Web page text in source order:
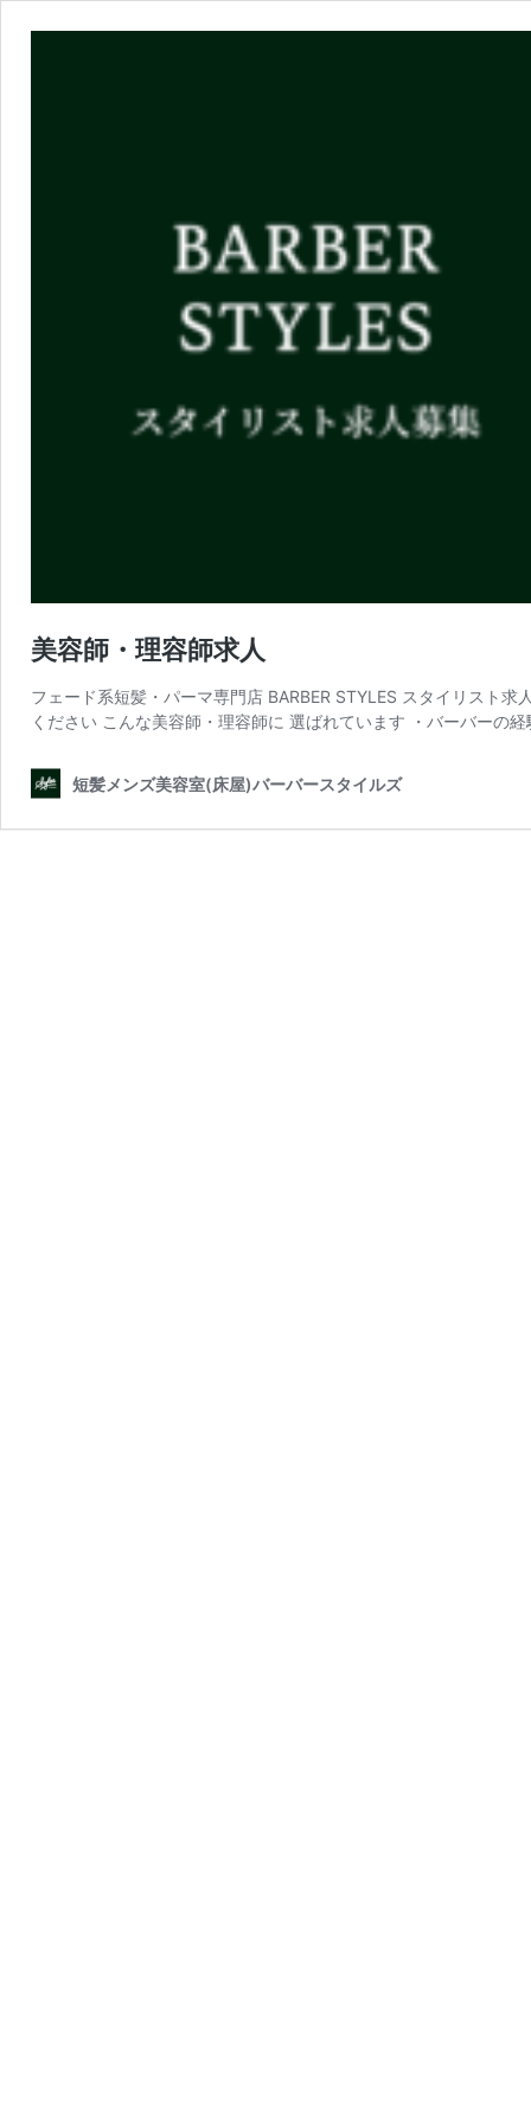
美容師・理容師求人
フェード系短髪・パーマ専門店 BARBER STYLES スタイリスト
ください こんな美容師・理容師に 選ばれています ・バーバーの
短髪メンズ美容室(床屋)バーバースタイルズ